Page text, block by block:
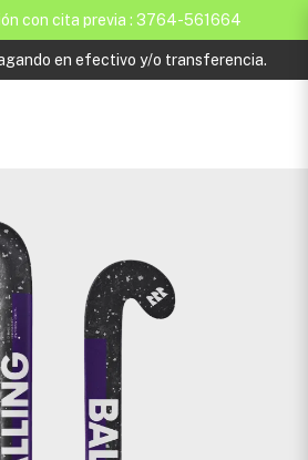
con cita previa : 3764-561664
en efectivo y/o transferencia.